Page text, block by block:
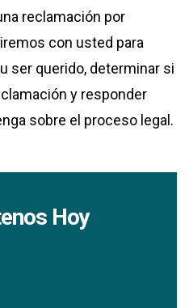
reclamación por
con usted para
ser querido, determinar si
y responder
sobre el proceso legal.
Hoy